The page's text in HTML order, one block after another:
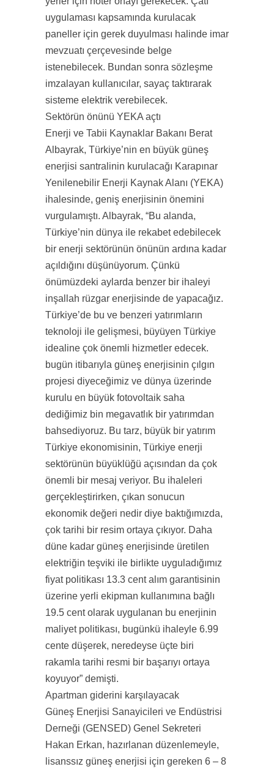
uygulaması kapsamında kurulacak
paneller için gerek duyulması halinde imar
mevzuatı çerçevesinde belge
istenebilecek. Bundan sonra sözleşme
imzalayan kullanıcılar, sayaç taktırarak
sisteme elektrik verebilecek.
Sektörün önünü YEKA açtı
Enerji ve Tabii Kaynaklar Bakanı Berat
Albayrak, Türkiye’nin en büyük güneş
enerjisi santralinin kurulacağı Karapınar
Yenilenebilir Enerji Kaynak Alanı (YEKA)
ihalesinde, geniş enerjisinin önemini
vurgulamıştı. Albayrak, “Bu alanda,
Türkiye’nin dünya ile rekabet edebilecek
bir enerji sektörünün önünün ardına kadar
açıldığını düşünüyorum. Çünkü
önümüzdeki aylarda benzer bir ihaleyi
inşallah rüzgar enerjisinde de yapacağız.
Türkiye’de bu ve benzeri yatırımların
teknoloji ile gelişmesi, büyüyen Türkiye
idealine çok önemli hizmetler edecek.
bugün itibarıyla güneş enerjisinin çılgın
projesi diyeceğimiz ve dünya üzerinde
kurulu en büyük fotovoltaik saha
dediğimiz bin megavatlık bir yatırımdan
bahsediyoruz. Bu tarz, büyük bir yatırım
Türkiye ekonomisinin, Türkiye enerji
sektörünün büyüklüğü açısından da çok
önemli bir mesaj veriyor. Bu ihaleleri
gerçekleştirirken, çıkan sonucun
ekonomik değeri nedir diye baktığımızda,
çok tarihi bir resim ortaya çıkıyor. Daha
düne kadar güneş enerjisinde üretilen
elektriğin teşviki ile birlikte uyguladığımız
fiyat politikası 13.3 cent alım garantisinin
üzerine yerli ekipman kullanımına bağlı
19.5 cent olarak uygulanan bu enerjinin
maliyet politikası, bugünkü ihaleyle 6.99
cente düşerek, neredeyse üçte biri
rakamla tarihi resmi bir başarıyı ortaya
koyuyor” demişti.
Apartman giderini karşılayacak
Güneş Enerjisi Sanayicileri ve Endüstrisi
Derneği (GENSED) Genel Sekreteri
Hakan Erkan, hazırlanan düzenlemeyle,
lisanssız güneş enerjisi için gereken 6 – 8